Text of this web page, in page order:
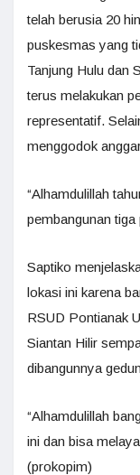
telah berusia 20
puskesmas yang
Tanjung Hulu dan
terus melakukan
representatif.
menggodok
“Alhamdulillah
pembangunan
Saptiko
lokasi ini karena
RSUD Pontianak
Siantan Hilir
dibangunnya
“Alhamdulillah
ini dan bisa
(prokopim)